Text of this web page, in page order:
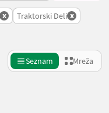
x Traktorski Deli x
Seznam Mreža